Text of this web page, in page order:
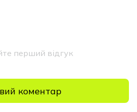
перший відгук
коментар